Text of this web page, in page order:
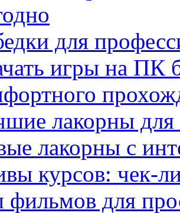
для
игры на ПК
лакорны для
лакорны с
курсов: чек-
фильмов для